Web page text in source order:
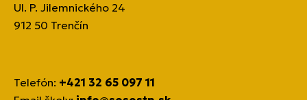
Ul. P. Jilemnického 24
912 50 Trenčín
Telefón: +421 32 65 097 11